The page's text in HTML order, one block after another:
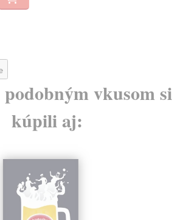
vkusom si
kúpili aj: